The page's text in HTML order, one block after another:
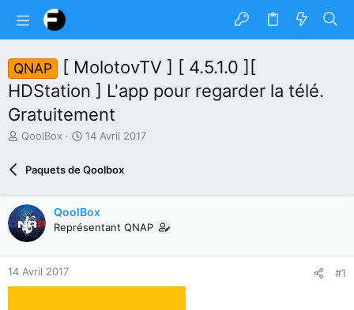
QNAP
[ MolotovTV ] [ 4.5.1.0 ][
HDStation ] L'app pour regarder la télé.
Gratuitement
A
e
r
d
u
j
QoolBox
D
t
e
e
d
é
14 Avril 2017
Paquets de Qoolbox
QoolBox
Représentant QNAP
14 Avril 2017 #1